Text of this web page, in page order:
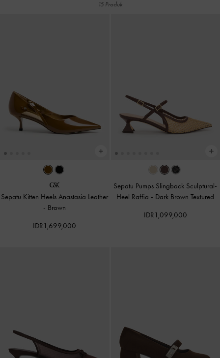
15 Produk
Sepatu Kitten Heels Anastasia Leather
- Brown
IDR1,699,000
Sepatu Pumps Slingback Sculptural-
Heel Raffia - Dark Brown Textured
IDR1,099,000